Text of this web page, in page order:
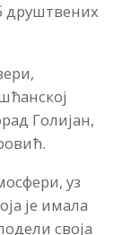
друштвених
Голијан,
уз
је имала
своја